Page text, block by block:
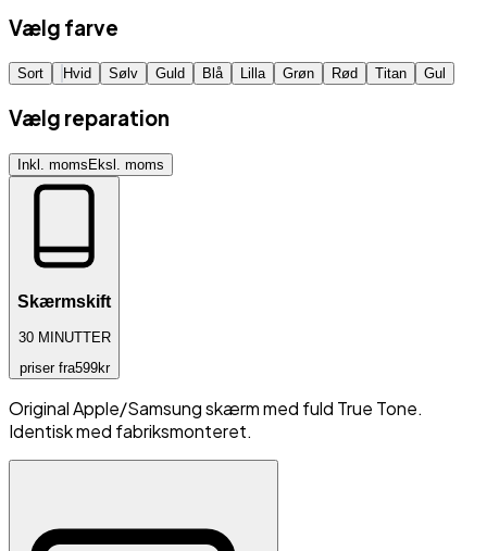
Vælg farve
Sort Hvid Sølv Guld Blå Lilla Grøn Rød Titan Gul
Vælg reparation
Inkl. momsEksl. moms
Skærmskift
30MINUTTER
priser fra599kr
Original Apple/Samsung skærm med fuld True Tone.
Identisk med fabriksmonteret.